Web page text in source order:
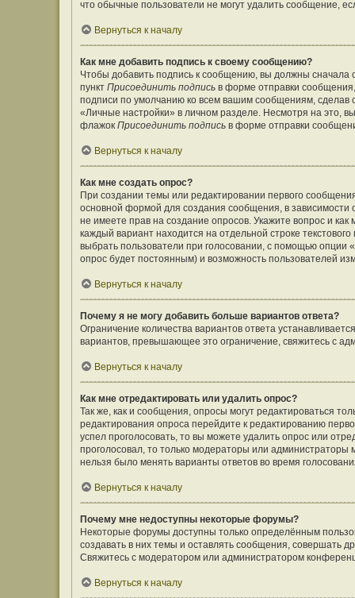
что обычные пользователи не могут удалить сообщение,
Вернуться к началу
Как мне добавить подпись к своему сообщению?
Чтобы добавить подпись к сообщению, вы должны сначала
пункт Присоединить подпись в форме отправки
подписи по умолчанию ко всем вашим сообщениям,
«Личные настройки» в личном разделе. Несмотря на это,
флажок Присоединить подпись в форме отправки
Вернуться к началу
Как мне создать опрос?
При создании темы или редактировании первого
основной формой для создания сообщения, в зависимости
не имеете прав на создание опросов. Укажите вопрос и
каждый вариант находится на отдельной строке
выбрать пользователи при голосовании, с помощью опции
опрос будет постоянным) и возможность пользователей
Вернуться к началу
Почему я не могу добавить больше вариантов ответа?
Ограничение количества вариантов ответа
вариантов, превышающее это ограничение, свяжитесь с
Вернуться к началу
Как мне отредактировать или удалить опрос?
Так же, как и сообщения, опросы могут редактироваться
редактирования опроса перейдите к редактированию
успел проголосовать, то вы можете удалить опрос или
проголосовал, то только модераторы или администраторы
нельзя было менять варианты ответов во время
Вернуться к началу
Почему мне недоступны некоторые форумы?
Некоторые форумы доступны только определённым
создавать в них темы и оставлять сообщения, совершать
Свяжитесь с модератором или администратором
Вернуться к началу